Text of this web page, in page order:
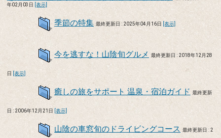
年02月03日
[表示]
季節の特集 最終更新日 : 2025年04月16日 [表示]
今を逃すな！山陰旬グルメ 最終更新日 : 2018年12月28
日 [表示]
癒しの旅をサポート 温泉・宿泊ガイド 最終更新
日 : 2006年12月21日 [表示]
山陰の車窓旬のドライビングコース 最終更新日 : 2